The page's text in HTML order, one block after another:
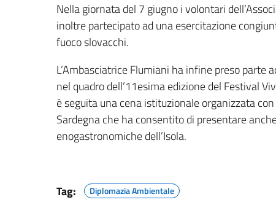
Nella giornata del 7 giugno i volontari
inoltre partecipato ad una esercitazione
fuoco slovacchi.
L’Ambasciatrice Flumiani ha infine preso parte
nel quadro dell’11esima edizione del Festival
è seguita una cena istituzionale organizzata
Sardegna che ha consentito di presentare
enogastronomiche dell’Isola.
Tag: Diplomazia Ambientale